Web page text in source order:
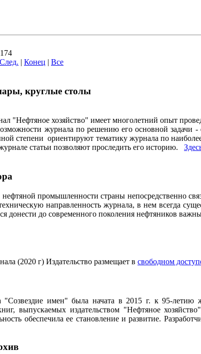
След. | Конец | Все
круглые столы
"Нефтяное хозяйство" имеет многолетний опыт
журнала по решению его основной задачи -
степени ориентируют тематику журнала по
статьи позволяют проследить его историю.
промышленности страны непосредственно
направленность журнала, в нем всегда
донести до современного поколения нефтяников
(2020 г) Издательство размещает в свободном
"Созвездие имен" была начата в 2015 г. к 95-
выпускаемых издательством "Нефтяное
обеспечила ее становление и развитие.